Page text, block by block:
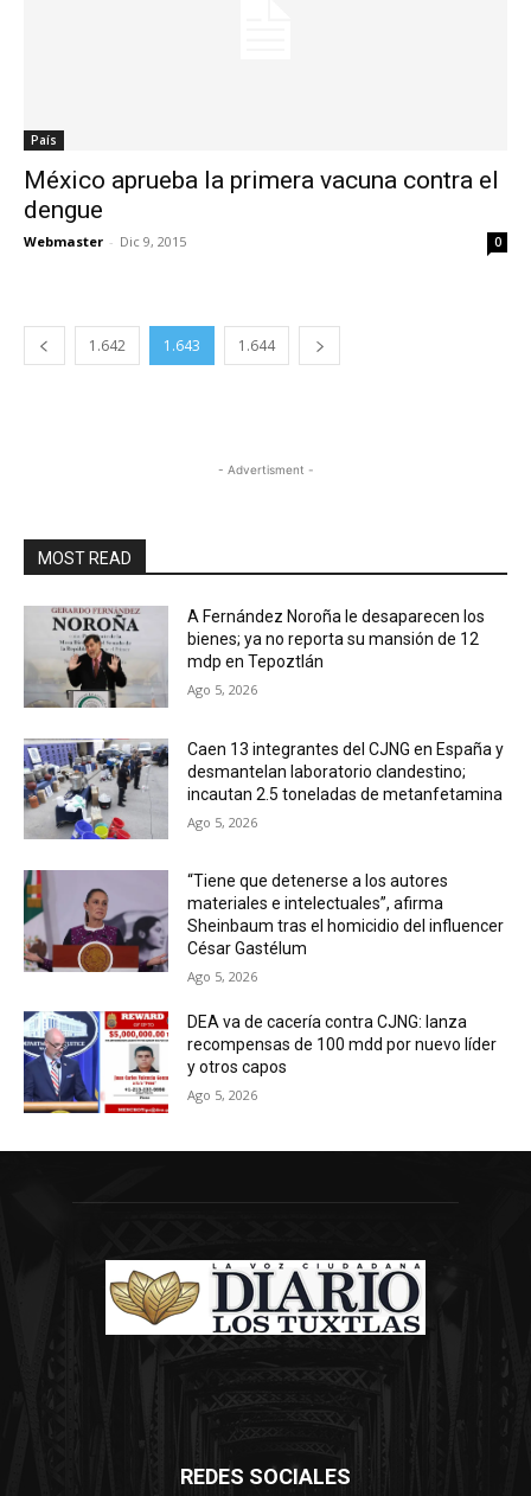
País
México aprueba la primera vacuna contra el
dengue
Webmaster - Dic 9, 2015 0
1.642 1.643 1.644
- Advertisment -
MOST READ
A Fernández Noroña le desaparecen los
bienes; ya no reporta su mansión de 12
mdp en Tepoztlán
Ago 5, 2026
Caen 13 integrantes del CJNG en España y
desmantelan laboratorio clandestino;
incautan 2.5 toneladas de metanfetamina
Ago 5, 2026
“Tiene que detenerse a los autores
materiales e intelectuales”, afirma
Sheinbaum tras el homicidio del influencer
César Gastélum
Ago 5, 2026
DEA va de cacería contra CJNG: lanza
recompensas de 100 mdd por nuevo líder
y otros capos
Ago 5, 2026
REDES SOCIALES